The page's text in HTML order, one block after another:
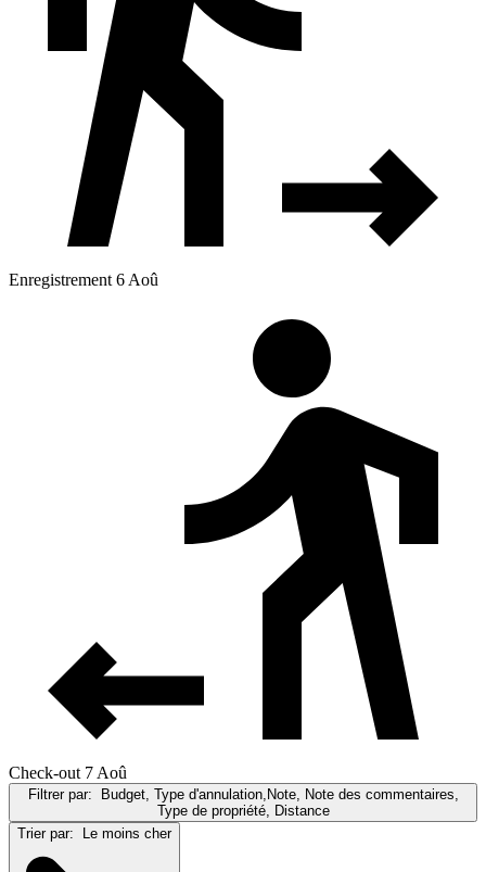
Enregistrement 6 Aoû
Check-out 7 Aoû
Filtrer par: Budget, Type d'annulation,Note, Note des commentaires,
Type de propriété, Distance
Trier par: Le moins cher